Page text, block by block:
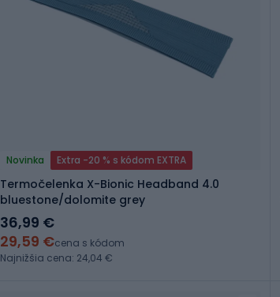
Novinka Extra -20 % s kódom EXTRA
Termočelenka X-Bionic Headband 4.0
bluestone/dolomite grey
36,99 €
29,59 €cena s kódom
Najnižšia cena: 24,04 €